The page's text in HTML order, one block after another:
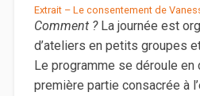
Extrait – Le consentement de
Comment ? La journée est
d’ateliers en petits groupes
Le programme se déroule en
première partie consacrée à